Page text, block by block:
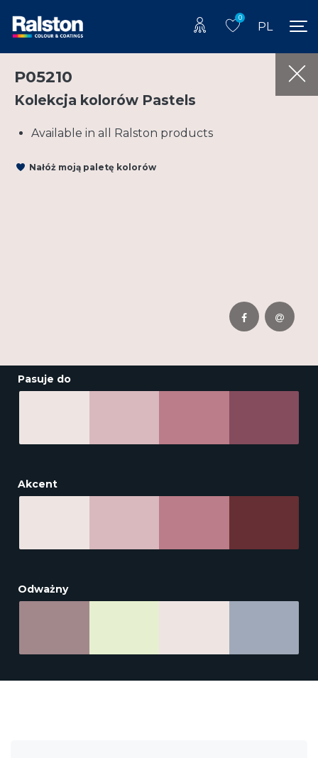
0
PL
P05210
Kolekcja kolorów Pastels
Available in all Ralston products
Nałóż moją paletę kolorów
Pasuje do
Akcent
Odważny